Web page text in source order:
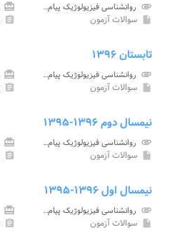
attachment روانشناسی فیزیولوژیک پیام نور card_giftcard
insert_drive_file سوالات آزمون assignment
تابستان ۱۳۹۶
attachment روانشناسی فیزیولوژیک پیام نور card_giftcard
insert_drive_file سوالات آزمون assignment
نیمسال دوم ۱۳۹۶-۱۳۹۵
attachment روانشناسی فیزیولوژیک پیام نور card_giftcard
insert_drive_file سوالات آزمون assignment
نیمسال اول ۱۳۹۶-۱۳۹۵
attachment روانشناسی فیزیولوژیک پیام نور card_giftcard
insert_drive_file سوالات آزمون assignment